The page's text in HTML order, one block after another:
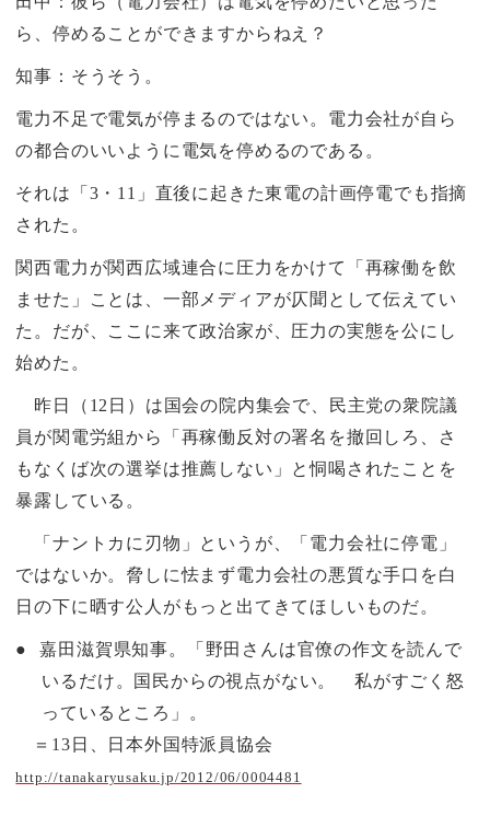
ら、停めることができますからねえ？
知事：そうそう。
電力不足で電気が停まるのではない。電力会社が自ら
の都合のいいように電気を停めるのである。
それは「 3 ・ 11 」直後に起きた東電の計画停電でも指摘
された。
関西電力が関西広域連合に圧力をかけて「再稼働を飲
ませた」ことは、一部メディアが仄聞として伝えてい
た。だが、ここに来て政治家が、圧力の実態を公にし
始めた。
昨日（ 12 日）は国会の院内集会で、民主党の衆院議
員が関電労組から「再稼働反対の署名を撤回しろ、さ
もなくば次の選挙は推薦しない」と恫喝されたことを
暴露している。
「ナントカに刃物」というが、「電力会社に停電」
ではないか。脅しに怯まず電力会社の悪質な手口を白
日の下に晒す公人がもっと出てきてほしいものだ。
●
嘉田滋賀県知事。「野田さんは官僚の作文を読んで
いるだけ。国民からの視点がない。 私がすごく怒
っているところ」。
＝ 13 日、日本外国特派員協会
http://tanakaryusaku.jp/2012/06/0004481